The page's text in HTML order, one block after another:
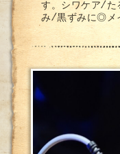
す。シワケア/
み/黒ずみに◎メ